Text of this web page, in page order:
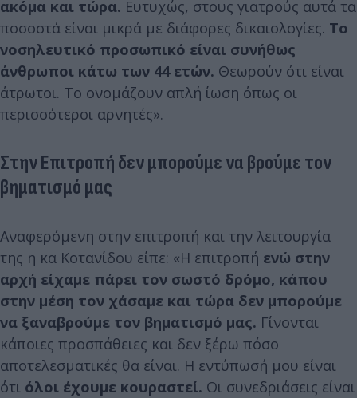
ακόμα και τώρα. Ευτυχώς, στους γιατρούς αυτά τα
ποσοστά είναι μικρά με διάφορες δικαιολογίες. Το
νοσηλευτικό προσωπικό είναι συνήθως
άνθρωποι κάτω των 44 ετών. Θεωρούν ότι είναι
άτρωτοι. Το ονομάζουν απλή ίωση όπως οι
περισσότεροι αρνητές».
Στην Επιτροπή δεν μπορούμε να βρούμε τον
βηματισμό μας
Αναφερόμενη στην επιτροπή και την λειτουργία
της η κα Κοτανίδου είπε: «Η επιτροπή ενώ στην
αρχή είχαμε πάρει τον σωστό δρόμο, κάπου
στην μέση τον χάσαμε και τώρα δεν μπορούμε
να ξαναβρούμε τον βηματισμό μας. Γίνονται
κάποιες προσπάθειες και δεν ξέρω πόσο
αποτελεσματικές θα είναι. Η εντύπωσή μου είναι
ότι όλοι έχουμε κουραστεί. Οι συνεδριάσεις είναι